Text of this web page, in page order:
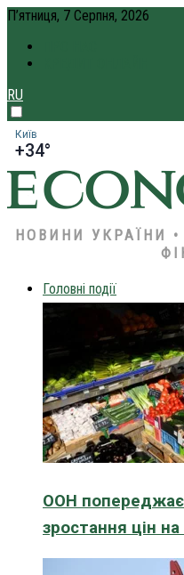
П’ятниця, 7 Серпня, 2026
RU
Київ
+34°
НОВИНИ УКРАЇНИ •
Головні події
ООН
зростання цін